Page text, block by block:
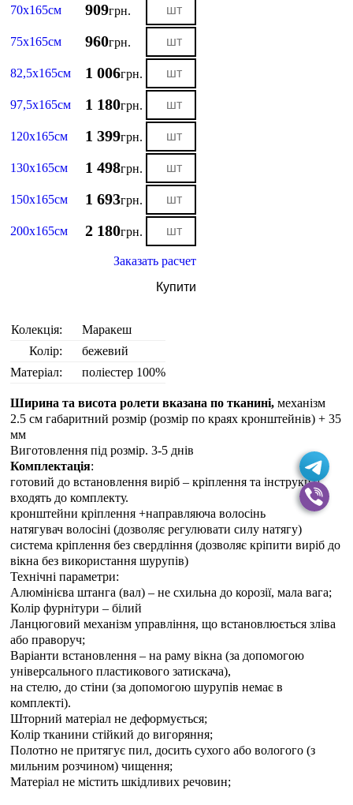
70х165см 909грн.
75х165см 960грн.
82,5х165см 1 006грн.
97,5х165см 1 180грн.
120х165см 1 399грн.
130х165см 1 498грн.
150х165см 1 693грн.
200х165см 2 180грн.
Заказать расчет
Купити
Колекція:
Маракеш
Колір:
бежевий
Матеріал:
поліестер 100%
Ширина та висота ролети вказана по тканині, механізм
2.5 см габаритний розмір (розмір по краях кронштейнів) + 35
мм
Виготовлення під розмір. 3-5 днiв
Комплектація:
готовий до встановлення виріб – кріплення та інструкція
входять до комплекту.
кронштейни кріплення +направляюча волосінь
натягувач волосіні (дозволяє регулювати силу натягу)
система кріплення без свердління (дозволяє кріпити виріб до
вікна без використання шурупів)
Технічні параметри:
Алюмінієва штанга (вал) – не схильна до корозії, мала вага;
Колір фурнітури – білий
Ланцюговий механізм управління, що встановлюється зліва
або праворуч;
Варіанти встановлення – на раму вікна (за допомогою
універсального пластикового затискача),
на стелю, до стіни (за допомогою шурупів немає в
комплекті).
Шторний матеріал не деформується;
Колір тканини стійкий до вигоряння;
Полотно не притягує пил, досить сухого або вологого (з
мильним розчином) чищення;
Матеріал не містить шкідливих речовин;